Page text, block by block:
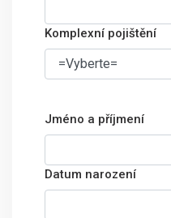
Komplexní pojištění
Jméno a příjmení
Datum narození